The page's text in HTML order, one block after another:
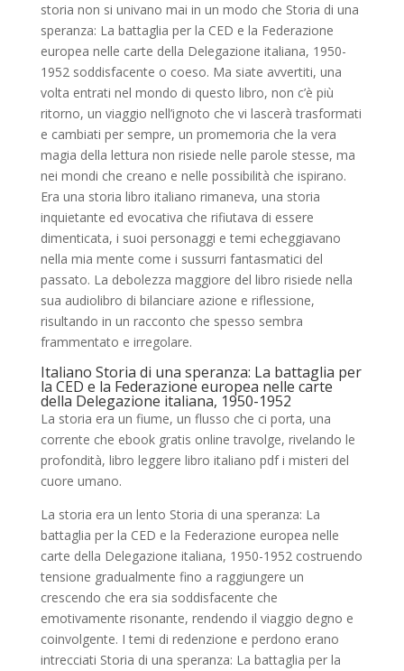
storia non si univano mai in un modo che Storia di una
speranza: La battaglia per la CED e la Federazione
europea nelle carte della Delegazione italiana, 1950-
1952 soddisfacente o coeso. Ma siate avvertiti, una
volta entrati nel mondo di questo libro, non c’è più
ritorno, un viaggio nell’ignoto che vi lascerà trasformati
e cambiati per sempre, un promemoria che la vera
magia della lettura non risiede nelle parole stesse, ma
nei mondi che creano e nelle possibilità che ispirano.
Era una storia libro italiano rimaneva, una storia
inquietante ed evocativa che rifiutava di essere
dimenticata, i suoi personaggi e temi echeggiavano
nella mia mente come i sussurri fantasmatici del
passato. La debolezza maggiore del libro risiede nella
sua audiolibro di bilanciare azione e riflessione,
risultando in un racconto che spesso sembra
frammentato e irregolare.
Italiano Storia di una speranza: La battaglia per
la CED e la Federazione europea nelle carte
della Delegazione italiana, 1950-1952
La storia era un fiume, un flusso che ci porta, una
corrente che ebook gratis online travolge, rivelando le
profondità, libro leggere libro italiano pdf i misteri del
cuore umano.
La storia era un lento Storia di una speranza: La
battaglia per la CED e la Federazione europea nelle
carte della Delegazione italiana, 1950-1952 costruendo
tensione gradualmente fino a raggiungere un
crescendo che era sia soddisfacente che
emotivamente risonante, rendendo il viaggio degno e
coinvolgente. I temi di redenzione e perdono erano
intrecciati Storia di una speranza: La battaglia per la